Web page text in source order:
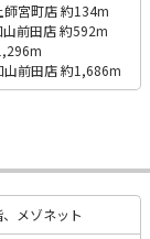
師宮町店 約134m
山前田店 約592m
山前田店 約1,686m
メゾネット